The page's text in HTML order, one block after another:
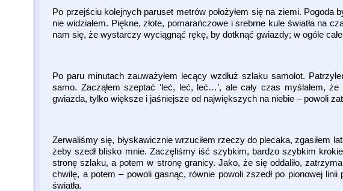
Po przejściu kolejnych paruset metrów położyłem się na ziemi. Pogoda
nie widziałem. Piękne, złote, pomarańczowe i srebrne kule światła na
nam się, że wystarczy wyciągnąć rękę, by dotknąć gwiazdy; w ogóle całe
Po paru minutach zauważyłem lecący wzdłuż szlaku samolot.
samo. Zacząłem szeptać ‘leć, leć, leć…’, ale cały czas myślałem,
gwiazda, tylko większe i jaśniejsze od największych na niebie – powoli
Zerwaliśmy się, błyskawicznie wrzuciłem rzeczy do plecaka, zgasiłem
żeby szedł blisko mnie. Zaczęliśmy iść szybkim, bardzo szybkim
stronę szlaku, a potem w stronę granicy. Jako, że się oddaliło,
chwilę, a potem – powoli gasnąc, równie powoli zszedł po pionowej
światła.